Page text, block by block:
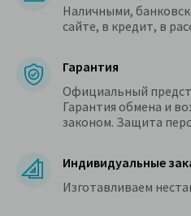
Наличными,
сайте, в кредит, в
Гарантия
Официальный
Гарантия обмена и
законом. Защита
Индивидуальные
Изготавливаем